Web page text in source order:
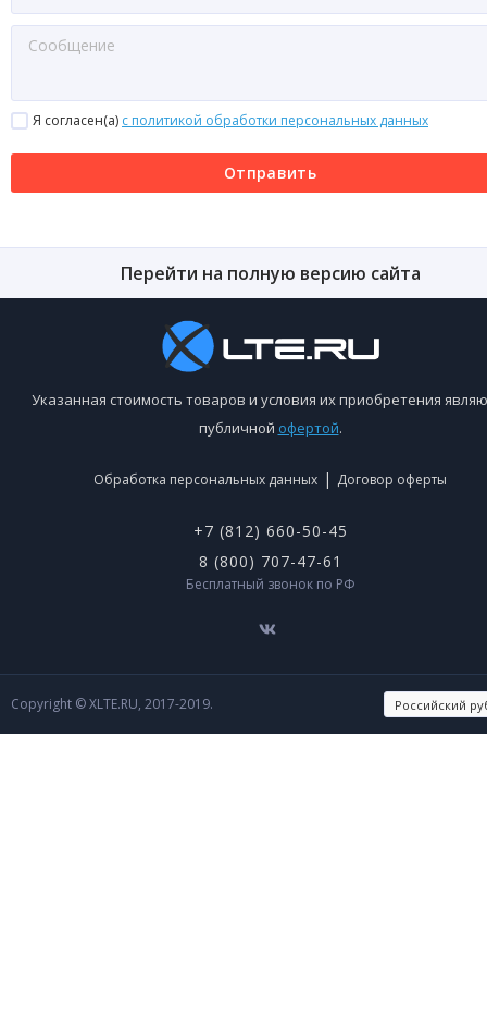
Я согласен(a) с политикой обработки персональных данных
Отправить
Перейти на полную версию сайта
Указанная стоимость товаров и условия их приобретения
публичной офертой.
Обработка персональных данных | Договор оферты
+7 (812) 660-50-45
8 (800) 707-47-61
Бесплатный звонок по РФ
Copyright © XLTE.RU, 2017-2019.